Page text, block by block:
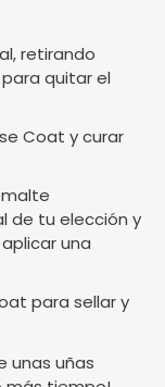
retirando
quitar el
Coat y curar
de tu elección y
una
para sellar y
unas uñas